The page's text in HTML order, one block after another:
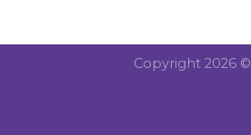
Copyright 2026 ©